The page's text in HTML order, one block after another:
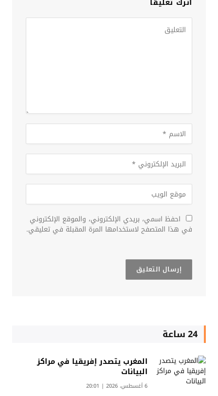
احفظ اسمي، بريدي الإلكتروني، والموقع الإلكتروني
في هذا المتصفح لاستخدامها المرة المقبلة في تعليقي.
24 ساعة
المغرب يتصدر إفريقيا في مراكز
البيانات
6 أغسطس، 2026 | 20:01